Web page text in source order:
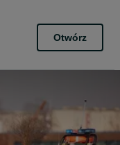
Otwórz